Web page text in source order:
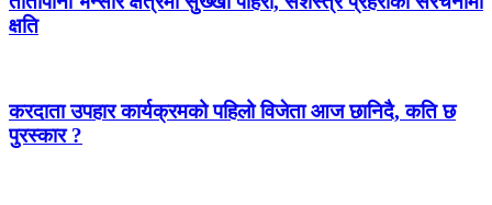
क्षति
करदाता उपहार कार्यक्रमको पहिलो विजेता आज छानिदै, कति छ
पुरस्कार ?